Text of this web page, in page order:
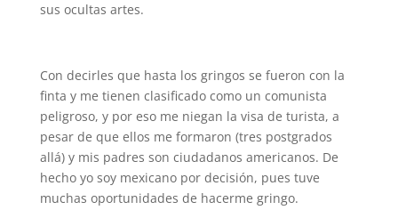
sus ocultas artes.
Con decirles que hasta los gringos se fueron con la
finta y me tienen clasificado como un comunista
peligroso, y por eso me niegan la visa de turista, a
pesar de que ellos me formaron (tres postgrados
allá) y mis padres son ciudadanos americanos. De
hecho yo soy mexicano por decisión, pues tuve
muchas oportunidades de hacerme gringo.